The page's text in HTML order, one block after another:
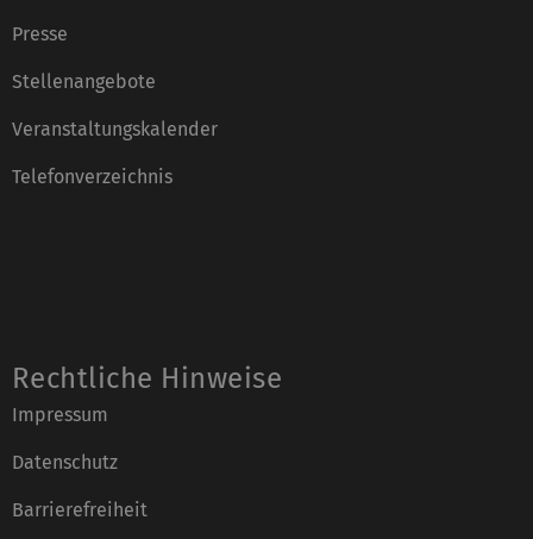
Presse
Stellenangebote
Veranstaltungskalender
Telefonverzeichnis
Rechtliche Hinweise
Impressum
Datenschutz
Barrierefreiheit